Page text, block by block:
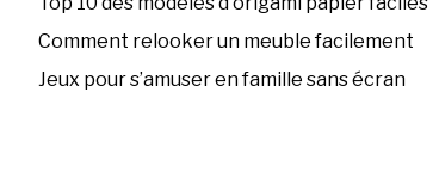
Comment relooker un meuble facilement
Jeux pour s’amuser en famille sans écran